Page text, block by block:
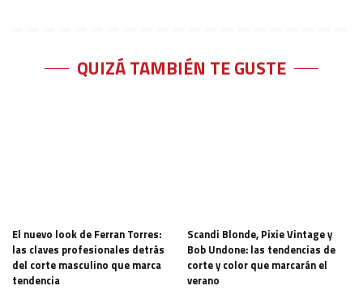
QUIZÁ TAMBIÉN TE GUSTE
El nuevo look de Ferran Torres:
las claves profesionales detrás
del corte masculino que marca
tendencia
Scandi Blonde, Pixie Vintage y
Bob Undone: las tendencias de
corte y color que marcarán el
verano